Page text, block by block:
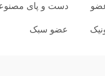
دست و پای
عضو سبک